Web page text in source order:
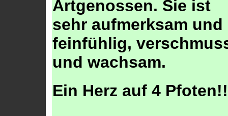
Artgenossen. Sie ist
sehr aufmerksam und
feinfühlig,
und wachsam.
Ein Herz auf 4